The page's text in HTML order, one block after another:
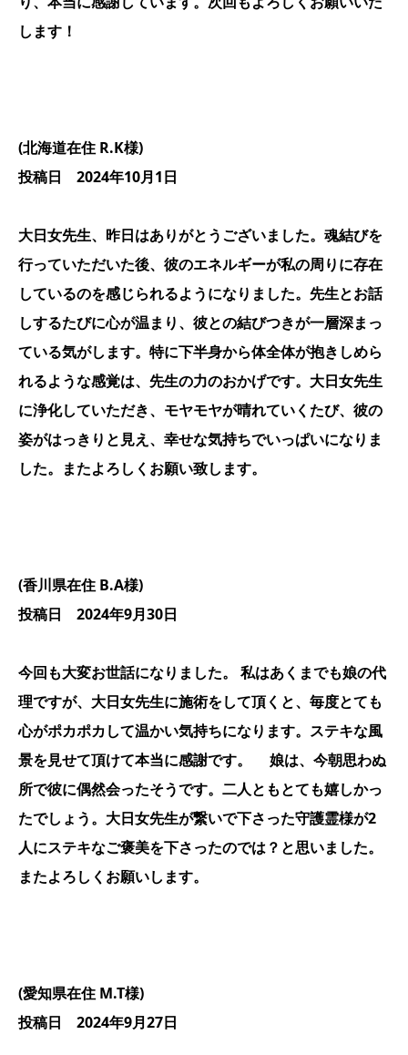
します！
(北海道在住 R.K様)
投稿日 2024年10月1日
大日女先生、昨日はありがとうございました。魂結びを
行っていただいた後、彼のエネルギーが私の周りに存在
しているのを感じられるようになりました。先生とお話
しするたびに心が温まり、彼との結びつきが一層深まっ
ている気がします。特に下半身から体全体が抱きしめら
れるような感覚は、先生の力のおかげです。大日女先生
に浄化していただき、モヤモヤが晴れていくたび、彼の
姿がはっきりと見え、幸せな気持ちでいっぱいになりま
した。またよろしくお願い致します。
(香川県在住 B.A様)
投稿日 2024年9月30日
今回も大変お世話になりました。 私はあくまでも娘の代
理ですが、大日女先生に施術をして頂くと、毎度とても
心がポカポカして温かい気持ちになります。ステキな風
景を見せて頂けて本当に感謝です。 娘は、今朝思わぬ
所で彼に偶然会ったそうです。二人ともとても嬉しかっ
たでしょう。大日女先生が繋いで下さった守護霊様が2
人にステキなご褒美を下さったのでは？と思いました。
またよろしくお願いします。
(愛知県在住 M.T様)
投稿日 2024年9月27日